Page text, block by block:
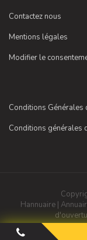
Contactez nous
Mentions légales
Modifier le
Conditions Générales
Conditions générales
Hannuaire |